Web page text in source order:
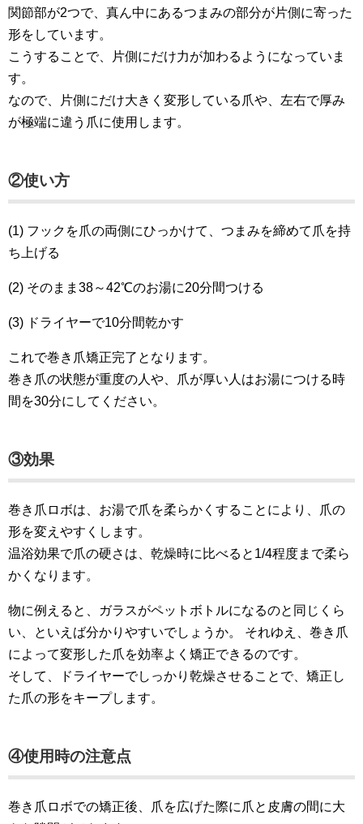
関節部が2つで、真ん中にあるつまみの部分が片側に寄った
形をしています。
こうすることで、片側にだけ力が加わるようになっていま
す。
なので、片側にだけ大きく変形している爪や、左右で厚み
が極端に違う爪に使用します。
②使い方
(1) フックを爪の両側にひっかけて、つまみを締めて爪を持
ち上げる
(2) そのまま38～42℃のお湯に20分間つける
(3) ドライヤーで10分間乾かす
これで巻き爪矯正完了となります。
巻き爪の状態が重度の人や、爪が厚い人はお湯につける時
間を30分にしてください。
③効果
巻き爪ロボは、お湯で爪を柔らかくすることにより、爪の
形を変えやすくします。
温浴効果で爪の硬さは、乾燥時に比べると1/4程度まで柔ら
かくなります。
物に例えると、ガラスがペットボトルになるのと同じくら
い、といえば分かりやすいでしょうか。 それゆえ、巻き爪
によって変形した爪を効率よく矯正できるのです。
そして、ドライヤーでしっかり乾燥させることで、矯正し
た爪の形をキープします。
④使用時の注意点
巻き爪ロボでの矯正後、爪を広げた際に爪と皮膚の間に大